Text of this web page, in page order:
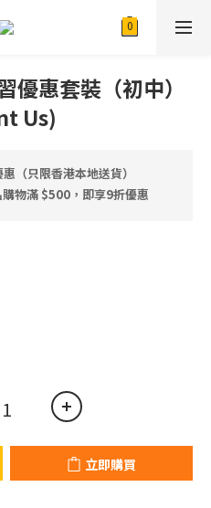
優惠套裝（初中）
Us)
（只限香港本地送貨）
物滿 $500，即享9折優惠
立即購買